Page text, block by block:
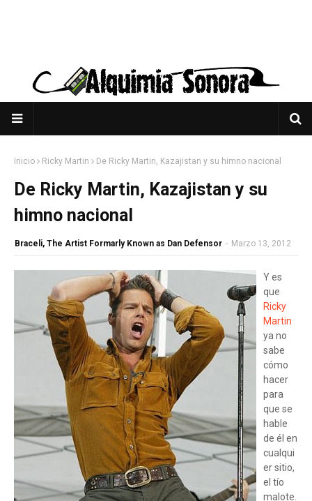
Inicio Ricky Martin De Ricky Martin, Kazajistan y su himno nacional
De Ricky Martin, Kazajistan y su
himno nacional
Braceli, The Artist Formarly Known as Dan Defensor - Marzo 13, 2012
Y es
que
Ricky
Martin
ya no
sabe
cómo
hacer
para
que se
hable
de él en
cualqui
er sitio,
el tío
malote.